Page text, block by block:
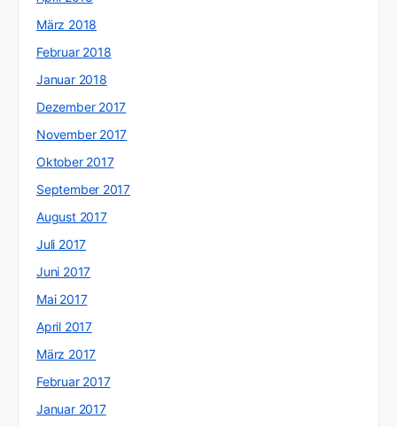
März 2018
Februar 2018
Januar 2018
Dezember 2017
November 2017
Oktober 2017
September 2017
August 2017
Juli 2017
Juni 2017
Mai 2017
April 2017
März 2017
Februar 2017
Januar 2017